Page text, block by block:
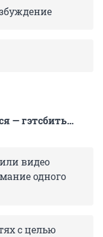
— гэтсбить…
видео
одного
с целью